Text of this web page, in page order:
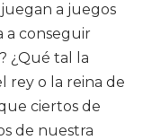
a juegos
a conseguir
¿Qué tal la
rey o la reina de
ciertos de
de nuestra